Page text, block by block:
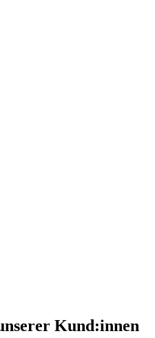
Kund:innen